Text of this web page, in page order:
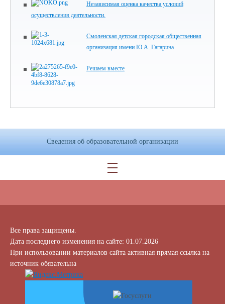
Независимая оценка качества условий
осуществления деятельности.
Смоленская детская городская общественная
организация имени Ю.А. Гагарина
Решаем вместе
Сведения об образовательной организации
Все права защищены.
Дата последнего изменения на сайте: 01.07.2026
При использовании материалов сайта активная прямая ссылка на
источник обязательна